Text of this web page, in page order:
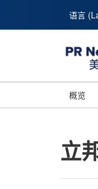
语言
概览
立